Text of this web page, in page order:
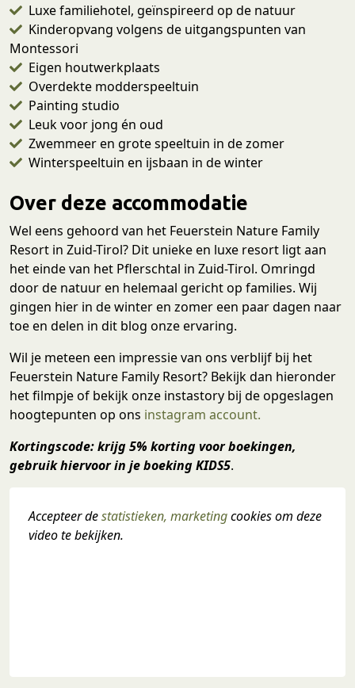
Luxe familiehotel, geïnspireerd op de natuur
Kinderopvang volgens de uitgangspunten van
Montessori
Eigen houtwerkplaats
Overdekte modderspeeltuin
Painting studio
Leuk voor jong én oud
Zwemmeer en grote speeltuin in de zomer
Winterspeeltuin en ijsbaan in de winter
Over deze accommodatie
Wel eens gehoord van het Feuerstein Nature Family
Resort in Zuid-Tirol? Dit unieke en luxe resort ligt aan
het einde van het Pflerschtal in Zuid-Tirol. Omringd
door de natuur en helemaal gericht op families. Wij
gingen hier in de winter en zomer een paar dagen naar
toe en delen in dit blog onze ervaring.
Wil je meteen een impressie van ons verblijf bij het
Feuerstein Nature Family Resort? Bekijk dan hieronder
het filmpje of bekijk onze instastory bij de opgeslagen
hoogtepunten op ons instagram account.
Kortingscode: krijg 5% korting voor boekingen,
gebruik hiervoor in je boeking KIDS5.
Accepteer de statistieken, marketing cookies om deze
video te bekijken.